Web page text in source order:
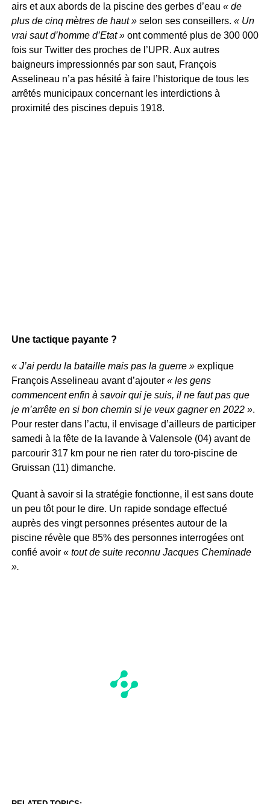
airs et aux abords de la piscine des gerbes d’eau « de
plus de cinq mètres de haut »selon ses conseillers. « Un
vrai saut d’homme d’Etat »ont commenté plus de 300 000
fois sur Twitter des proches de l’UPR. Aux autres
baigneurs impressionnés par son saut, François
Asselineau n’a pas hésité à faire l’historique de tous les
arrêtés municipaux concernant les interdictions à
proximité des piscines depuis 1918.
Une tactique payante ?
« J’ai perdu la bataille mais pas la guerre »explique
François Asselineau avant d’ajouter « les gens
commencent enfin à savoir qui je suis, il ne faut pas que
je m’arrête en si bon chemin si je veux gagner en 2022 ».
Pour rester dans l’actu, il envisage d’ailleurs de participer
samedi à la fête de la lavande à Valensole (04) avant de
parcourir 317 km pour ne rien rater du toro-piscine de
Gruissan (11) dimanche.
Quant à savoir si la stratégie fonctionne, il est sans doute
un peu tôt pour le dire. Un rapide sondage effectué
auprès des vingt personnes présentes autour de la
piscine révèle que 85% des personnes interrogées ont
confié avoir « tout de suite reconnu Jacques Cheminade
».